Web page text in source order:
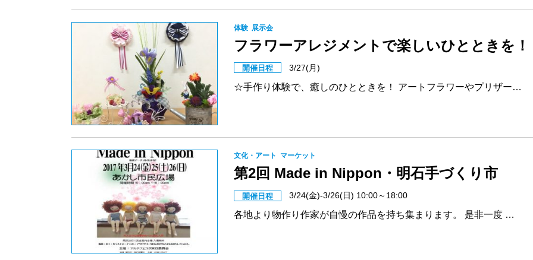
体験 展示会
フラワーアレジメントで楽しいひとときを！
開催日程 3/27(月)
☆手作り体験で、癒しのひとときを！ アートフラワーやプリザー…
文化・アート マーケット
第2回 Made in Nippon・明石手づくり市
開催日程 3/24(金)-3/26(日) 10:00～18:00
各地より物作り作家が自慢の作品を持ち集まります。 是非一度 …